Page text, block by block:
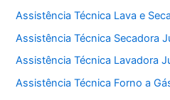
Assistência Técnica Lava e
Assistência Técnica Secadora
Assistência Técnica Lavadora
Assistência Técnica Forno a